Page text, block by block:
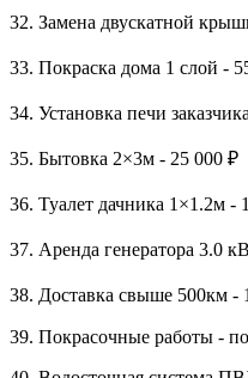
32. Замена двускатной
33. Покраска дома 1 слой -
34. Установка печи
35. Бытовка 2×3м - 25 000 ₽
36. Туалет дачника 1×1.2м -
37. Аренда генератора 3.0
38. Доставка свыше 500км -
39. Покрасочные работы -